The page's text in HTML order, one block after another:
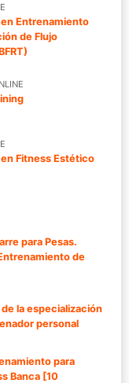
Entrenamiento
de Flujo
Fitness Estético
para Pesas.
de
la especialización
personal
para
Banca [10